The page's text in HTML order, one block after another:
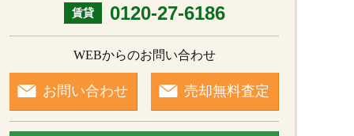
賃貸 0120-27-6186
WEBからのお問い合わせ
お問い合わせ 売却無料査定